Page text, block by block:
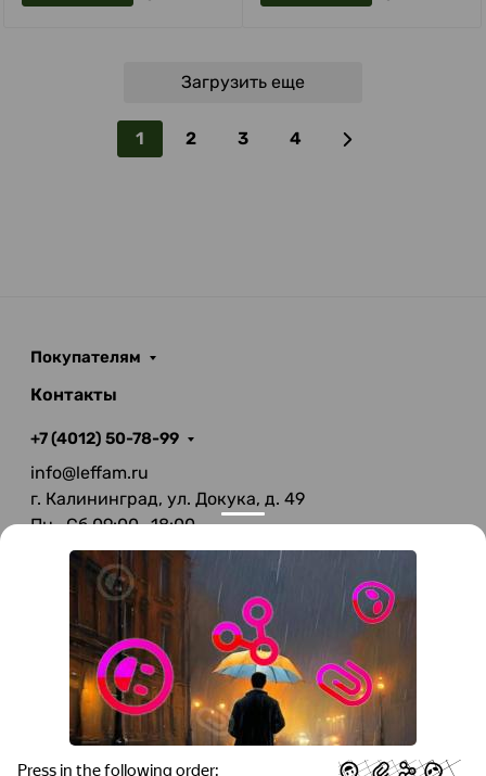
Загрузить еще
1 2 3 4
Покупателям
Контакты
+7 (4012) 50-78-99
info@leffam.ru
г. Калининград, ул. Докука, д. 49
Пн—Сб 09:00—18:00
Вс—Выходной
© 2026 LeFFAM — материалы для качественной
мягкой мебели
Получение и обработка персональных данных происходит в
соответствии с Федеральным законом от 27.07.2006 года №152-ФЗ
Политикой конфиденциальности